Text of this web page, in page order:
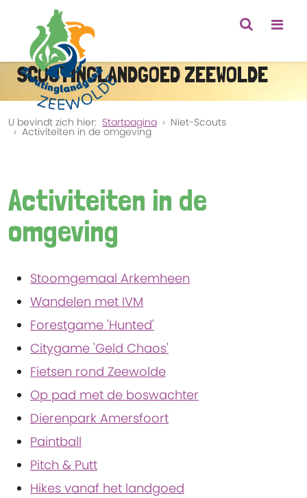
SCOUTINGLANDGOED ZEEWOLDE
U bevindt zich hier: Startpagina Niet-Scouts
Activiteiten in de omgeving
Activiteiten in de
omgeving
Stoomgemaal Arkemheen
Wandelen met IVM
Forestgame 'Hunted'
Citygame 'Geld Chaos'
Fietsen rond Zeewolde
Op pad met de boswachter
Dierenpark Amersfoort
Paintball
Pitch & Putt
Hikes vanaf het landgoed